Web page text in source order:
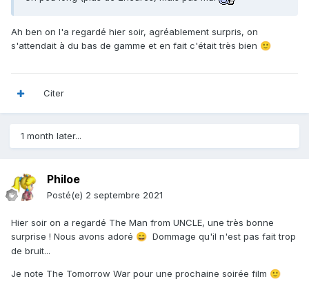
Ah ben on l'a regardé hier soir, agréablement surpris, on
s'attendait à du bas de gamme et en fait c'était très bien 🙂
Citer
1 month later...
Philoe
Posté(e) 2 septembre 2021
Hier soir on a regardé The Man from UNCLE, une très bonne
surprise ! Nous avons adoré 😄 Dommage qu'il n'est pas fait trop
de bruit...
Je note The Tomorrow War pour une prochaine soirée film 🙂